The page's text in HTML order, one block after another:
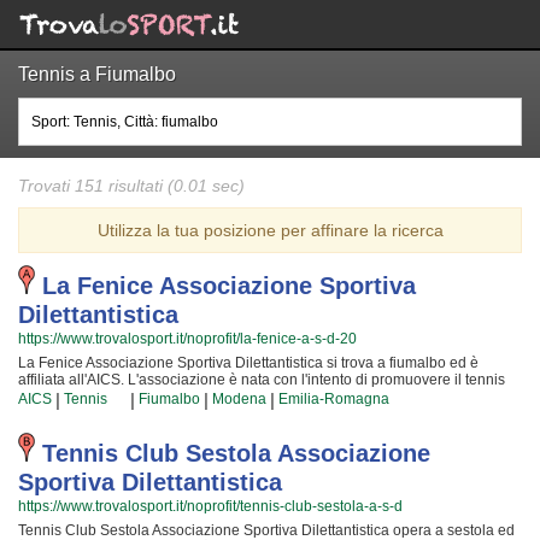
Tennis a Fiumalbo
Trovati 151 risultati (0.01 sec)
Utilizza la tua posizione per affinare la ricerca
La Fenice Associazione Sportiva
Dilettantistica
https://www.trovalosport.it/noprofit/la-fenice-a-s-d-20
La Fenice Associazione Sportiva Dilettantistica si trova a fiumalbo ed è
affiliata all'AICS. L'associazione è nata con l'intento di promuovere il tennis
proponendo tornei sul territorio e corsi per bambini, ragazzi e adulti. L'attività
è incentrata sia sullo sviluppo delle capacità motorie e fisiche degli atleti sia
sulla formazione di quelle qualità personali che si acquisiscono
quotidianamente affrontando sfide complesse. Proprio per questo motivo gli
allenatori sono tra i migliori della Provincia e sono capaci di trasmettere quei
valori in cui La Fenice Associazione Sportiva Dilettantistica crede fin dalla
sua fondazione. La passione, i sacrifici e la continua ricerca della chiave per
crescere e superare i propri limiti personali rendono il tennis uno sport unico
e da cui si viene immediatamente stupiti. La Fenice Associazione Sportiva
AICS | Tennis | Fiumalbo | Modena | Emilia-Romagna
Tennis Club Sestola Associazione
Sportiva Dilettantistica
https://www.trovalosport.it/noprofit/tennis-club-sestola-a-s-d
Tennis Club Sestola Associazione Sportiva Dilettantistica opera a sestola ed